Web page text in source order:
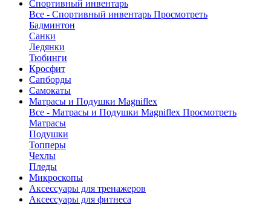
Спортивный инвентарь
Все - Спортивный инвентарь Просмотреть
Бадминтон
Санки
Ледянки
Тюбинги
Кросфит
Сапборды
Самокаты
Матрасы и Подушки Magniflex
Все - Матрасы и Подушки Magniflex Просмотреть
Матрасы
Подушки
Топперы
Чехлы
Пледы
Микроскопы
Аксессуары для тренажеров
Аксессуары для фитнеса